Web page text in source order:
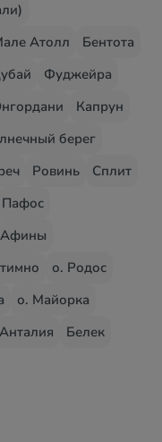
Атолл
Бентота
Фуджейра
Капрун
берег
Ровинь
Сплит
Пафос
Афины
о. Родос
о. Майорка
Анталия
Белек